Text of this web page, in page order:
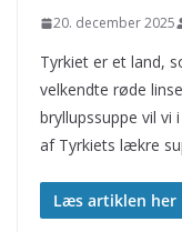
20. december 2025
Tyrkiet er et land,
velkendte røde
bryllupssuppe vil vi
af Tyrkiets lækre
Læs artiklen her